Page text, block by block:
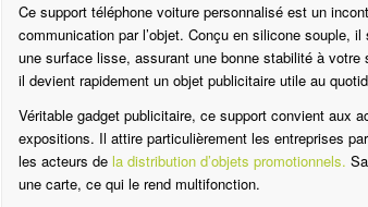
Ce support téléphone voiture personnalisé est un
communication par l’objet. Conçu en silicone souple,
une surface lisse, assurant une bonne stabilité à
il devient rapidement un objet publicitaire utile au
Véritable gadget publicitaire, ce support convient aux
expositions. Il attire particulièrement les entreprises
les acteurs dela distribution d’objets promotionnels.
une carte, ce qui le rend multifonction.